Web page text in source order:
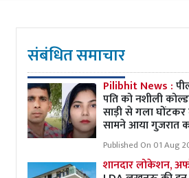
संबंधित समाचार
Pilibhit News :
पति को नशीली
साड़ी से गला घोंटकर
सामने आया गुजरात
Published On 01 Aug
शानदार लोकेशन,